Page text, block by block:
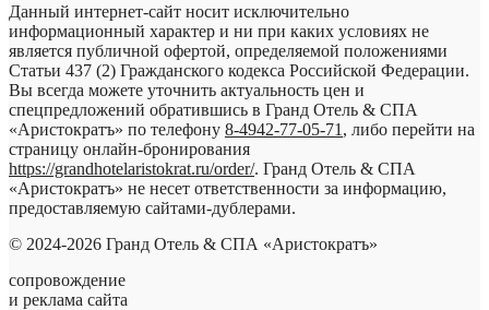
Данный интернет-сайт носит исключительно
информационный характер и ни при каких условиях не
является публичной офертой, определяемой положениями
Статьи 437 (2) Гражданского кодекса Российской Федерации.
Вы всегда можете уточнить актуальность цен и
спецпредложений обратившись в Гранд Отель & СПА
«Аристократъ» по телефону 8-4942-77-05-71 , либо перейти на
страницу онлайн-бронирования
https://grandhotelaristokrat.ru/order/. Гранд Отель & СПА
«Аристократъ» не несет ответственности за информацию,
предоставляемую сайтами-дублерами.
© 2024-2026 Гранд Отель & СПА «Аристократъ»
сопровождение
и реклама сайта